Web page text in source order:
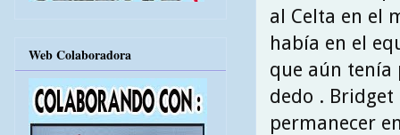
al Celta en el
había en el
que aún tenía
dedo .
permanecer
Web Colaboradora